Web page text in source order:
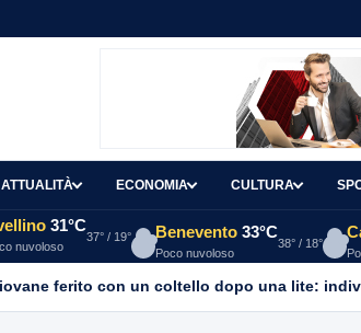
ATTUALITÀ ECONOMIA CULTURA
31°C
nuvoloso
37° / 19° Benevento 33°C
Poco nuvoloso
38° / 18°
ferito con un coltello dopo una lite: